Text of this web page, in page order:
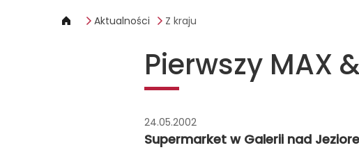
Aktualności Z kraju
Pierwszy MAX
24.05.2002
Supermarket w Galerii nad